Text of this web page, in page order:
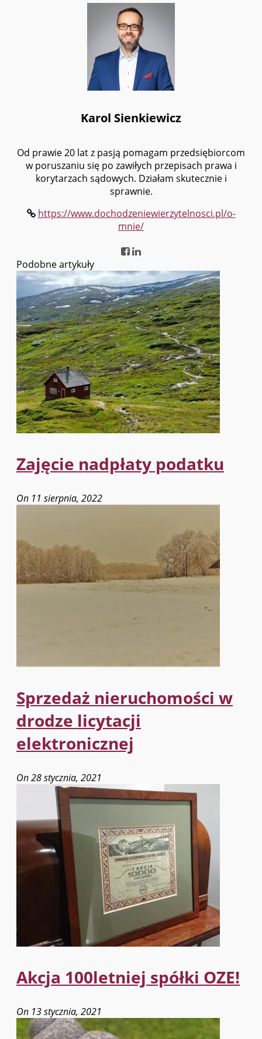
Karol Sienkiewicz
Od prawie 20 lat z pasją pomagam przedsiębiorcom
w poruszaniu się po zawiłych przepisach prawa i
korytarzach sądowych. Działam skutecznie i
sprawnie.
https://www.dochodzeniewierzytelnosci.pl/o-
mnie/
Podobne artykuły
Zajęcie nadpłaty podatku
On 11 sierpnia, 2022
Sprzedaż nieruchomości w
drodze licytacji
elektronicznej
On 28 stycznia, 2021
Akcja 100letniej spółki OZE!
On 13 stycznia, 2021